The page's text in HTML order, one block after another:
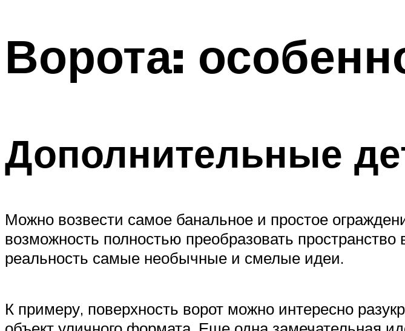
Ворота:
Дополнительные
Можно возвести самое банальное и простое
возможность полностью преобразовать
реальность самые необычные и смелые идеи.
К примеру, поверхность ворот можно интересно